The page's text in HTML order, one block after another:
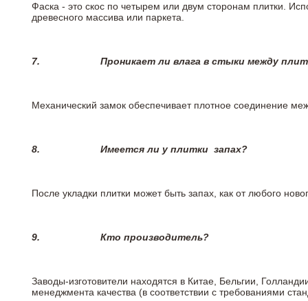
Фаска - это скос по четырем или двум сторонам плитки.
древесного массива или паркета.
7. Проникает ли влага в стыки между
Механический замок обеспечивает плотное соединение
8. Имеется ли у плитки запах?
После укладки плитки может быть запах, как от любого
9. Кто производитель?
Заводы-изготовители находятся в Китае, Бельгии,
менеджмента качества (в соответствии с требованиями